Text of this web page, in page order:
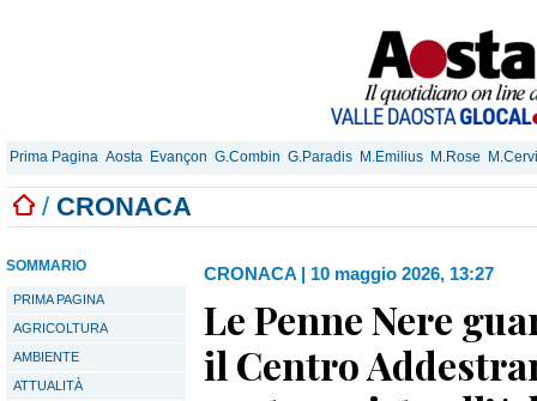
Prima Pagina Aosta Evançon G.Combin G.Paradis M.Emilius M.Rose
/ CRONACA
SOMMARIO
PRIMA PAGINA
AGRICOLTURA
AMBIENTE
ATTUALITÀ
CRONACA | 10 maggio 2026, 13:27
Le Penne Nere
il Centro